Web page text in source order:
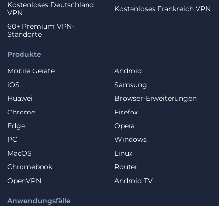
Produkte
Mobile Geräte
Android
iOS
Samsung
Huawei
Browser-Erweiterungen
Chrome
Firefox
Edge
Opera
PC
Windows
MacOS
Linux
Chromebook
Router
OpenVPN
Android TV
Anwendungsfälle
Kostenloses Deutschland
VPN
Kostenloses Frankreich VPN
60+ Premium VPN-
Standorte